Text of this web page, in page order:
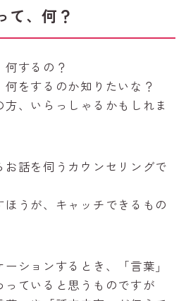
て、何？
するの？
をするのか知りたいな？
、いらっしゃるかもしれま
話を伺うカウンセリングで
うが、キャッチできるもの
ションするとき、「言葉」
ていると思うものですが